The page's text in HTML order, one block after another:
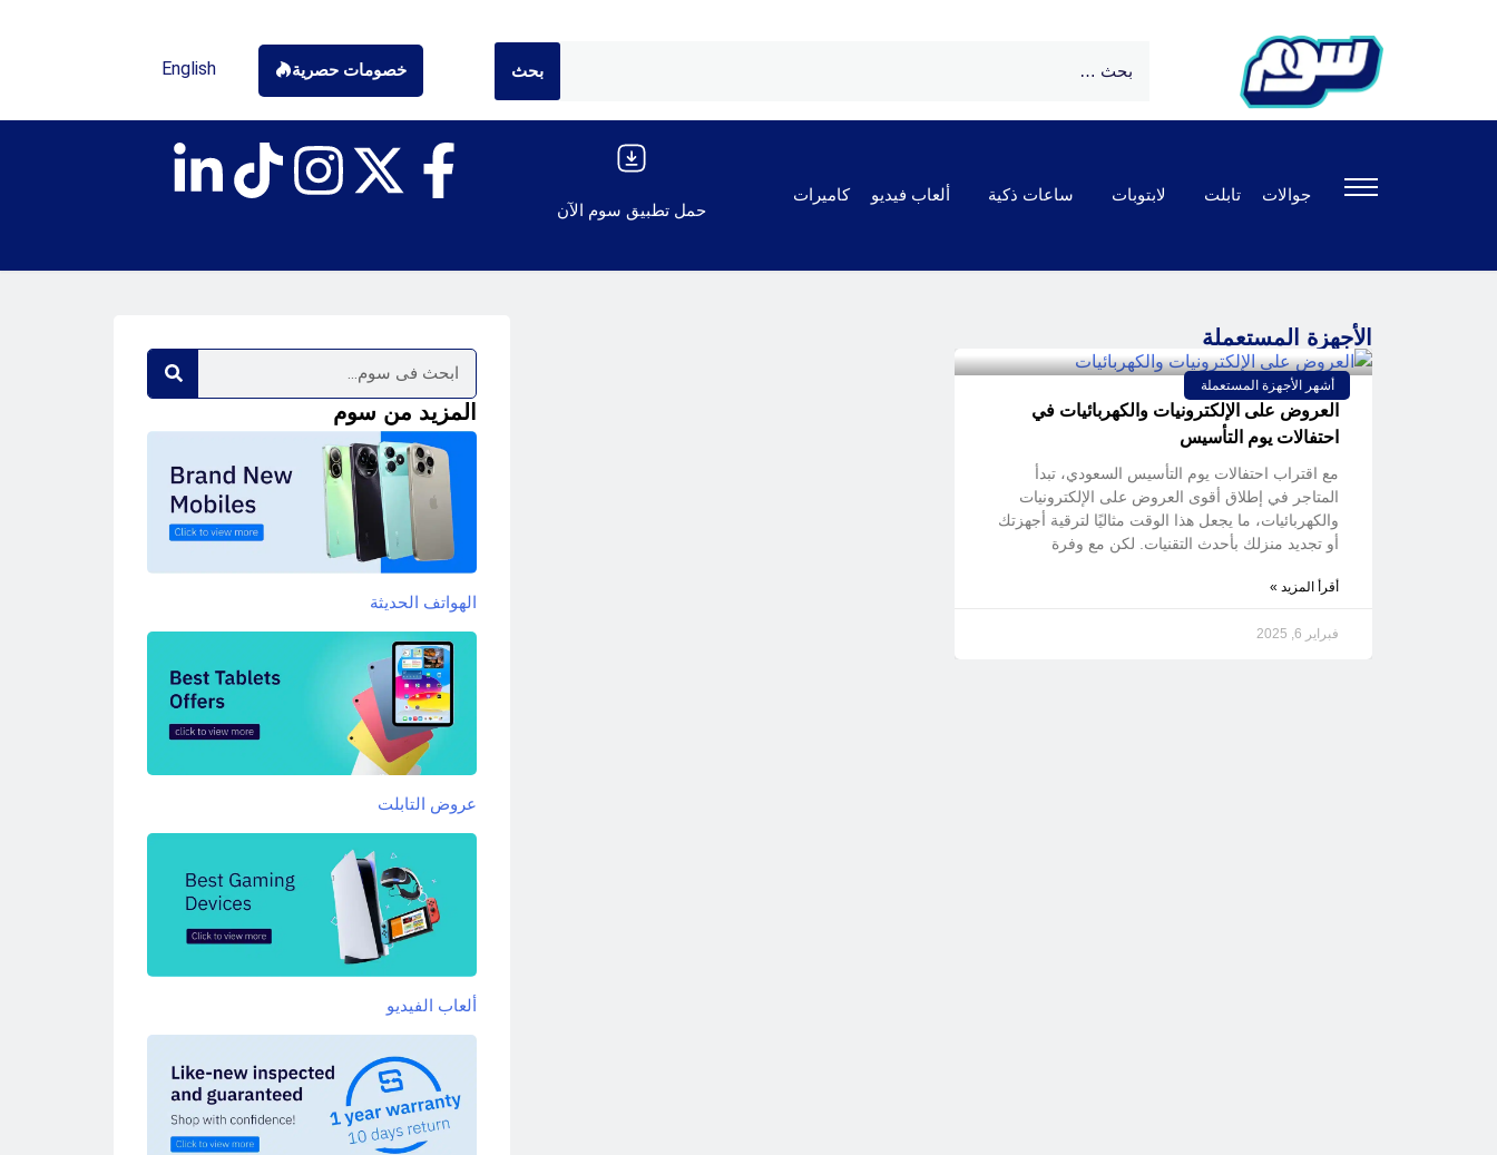
خصومات حصرية English
جوالات تابلت لابتوبات ساعات ذكية ألعاب فيديو
كاميرات
حمل تطبيق سوم الآن
الأجهزة المستعملة
أشهر الأجهزة المستعملة
العروض على الإلكترونيات والكهربائيات في
احتفالات يوم التأسيس
مع اقتراب احتفالات يوم التأسيس السعودي، تبدأ
المتاجر في إطلاق أقوى العروض على الإلكترونيات
والكهربائيات، ما يجعل هذا الوقت مثاليًا لترقية أجهزتك
أو تجديد منزلك بأحدث التقنيات. لكن مع وفرة
أقرأ المزيد »
فبراير 6, 2025
المزيد من سوم
الهواتف الحديثة
عروض التابلت
ألعاب الفيديو